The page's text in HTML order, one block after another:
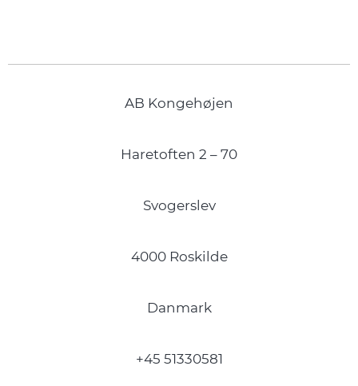
AB Kongehøjen
Haretoften 2 – 70
Svogerslev
4000 Roskilde
Danmark
+45 51330581